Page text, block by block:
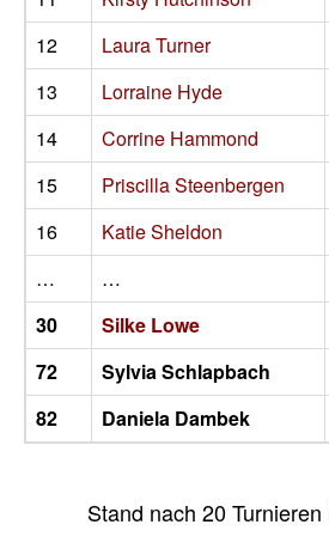
12
Laura Turner
13
Lorraine Hyde
14
Corrine Hammond
15
Priscilla Steenbergen
16
Katie Sheldon
…
…
30
Silke Lowe
72
Sylvia Schlapbach
82
Daniela Dambek
Stand nach 20